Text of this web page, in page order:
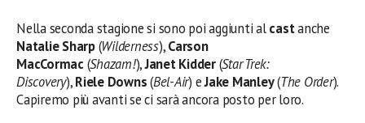
Nella seconda stagione si sono poi aggiunti alcastanche
Natalie Sharp(Wilderness),Carson
MacCormac (Shazam!),Janet Kidder(Star Trek:
Discovery),Riele Downs(Bel-Air) eJake Manley(The Order).
Capiremo più avanti se ci sarà ancora posto per loro.